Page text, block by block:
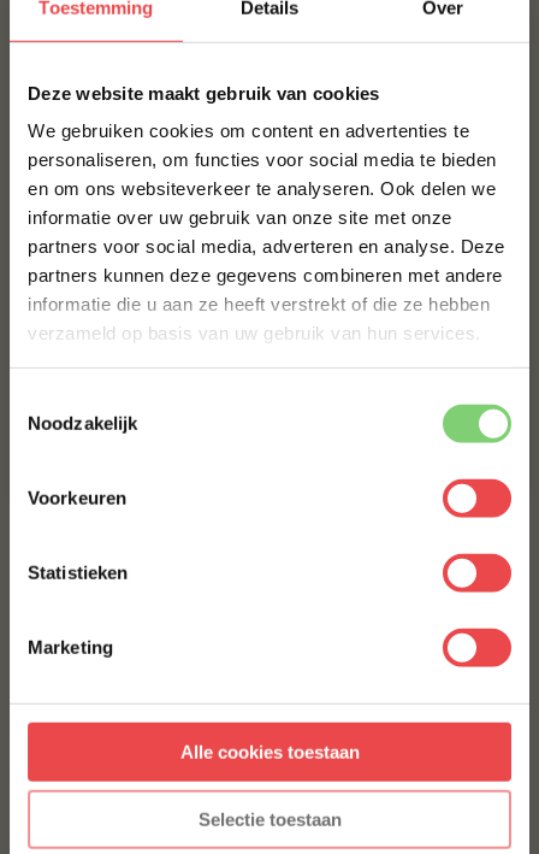
Toestemming Details Over
Deze website maakt gebruik van cookies
We gebruiken cookies om content en advertenties te
personaliseren, om functies voor social media te bieden
en om ons websiteverkeer te analyseren. Ook delen we
informatie over uw gebruik van onze site met onze
partners voor social media, adverteren en analyse. Deze
partners kunnen deze gegevens combineren met andere
informatie die u aan ze heeft verstrekt of die ze hebben
verzameld op basis van uw gebruik van hun services.
Noodzakelijk
Voorkeuren
Statistieken
Marketing
Alle cookies toestaan
Selectie toestaan
marinade ofrubkun je je vlees eventueel nog wat meer
nog en ervaar de smaak van BBQuality!
Contact
Voor vragen of voor extra informatie kun je kijken bij
deveelgestelde vragen. Staat jouw vraag hier niet
tussen? Stuur dan een berichtje viaWhatsApp, of stuur
een mailtje naar:info@bbquality.nl . We helpen je graag!
Recepten
€ 6,-
€ 4,25
FIOR DI LATTE - GERASPTE MOZZARELLA
10% korting op je
eerste bestelling*
Schrijf je in voor onze nieuwsbrief en ontvang direct
10% korting op jouw eerste bestelling.
VOORNAAM
ACHTERNAAM
* Alleen voor nieuwe inschrijvers, korting niet geldig op reeds
afgeprijsde producten.